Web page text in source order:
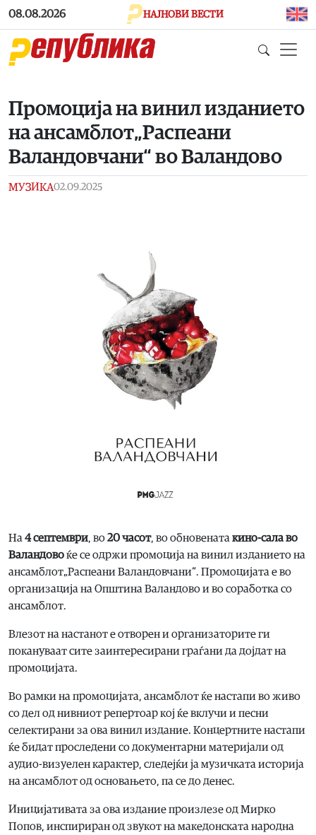
Skip to main content
08.08.2026 НАЈНОВИ ВЕСТИ
Промоција на винил изданието
на ансамблот„Распеани
Валандовчани“ во Валандово
МУЗИКА02.09.2025
На 4 септември, во20 часот, во обновената кино-сала во
Валандовоќе се одржи промоција на винил изданието на
ансамблот„Распеани Валандовчани“. Промоцијата е во
организација на Општина Валандово и во соработка со
ансамблот.
Влезот на настанот е отворен и организаторите ги
покануваат сите заинтересирани граѓани да дојдат на
промоцијата.
Во рамки на промоцијата, ансамблот ќе настапи во живо
со дел од нивниот репертоар кој ќе вклучи и песни
селектирани за ова винил издание. Концертните настапи
ќе бидат проследени со документарни материјали од
аудио-визуелен карактер, следејќи ја музичката историја
на ансамблот од основањето, па се до денес.
Иницијативата за ова издание произлезе од Мирко
Попов, инспириран од звукот на македонската народна